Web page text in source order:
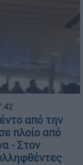
από την
πλοίο από
- Στον